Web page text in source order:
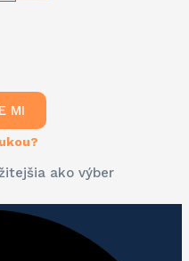
MI
ako výber